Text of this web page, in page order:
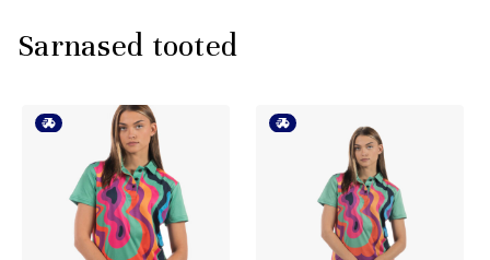
Sarnased tooted
This
multiple
variants.
This